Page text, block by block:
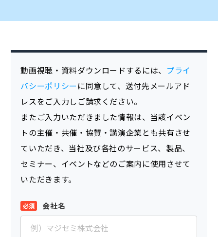
動画視聴・資料ダウンロードするには、 プライ
バシーポリシー に同意して、送付先メールアド
レスをご入力しご請求ください。
またご入力いただきました情報は、当該イベン
トの主催・共催・協賛・講演企業とも共有させ
ていただき、当社及び各社のサービス、製品、
セミナー、イベントなどのご案内に使用させて
いただきます。
会社名